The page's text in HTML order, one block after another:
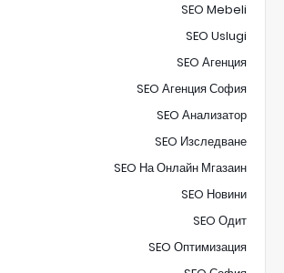
SEO Mebeli
SEO Uslugi
SEO Агенция
SEO Агенция София
SEO Анализатор
SEO Изследване
SEO На Онлайн Мгазаин
SEO Новини
SEO Одит
SEO Оптимизация